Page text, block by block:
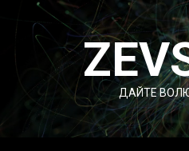
Перейти
содержимому
ДАЙТЕ